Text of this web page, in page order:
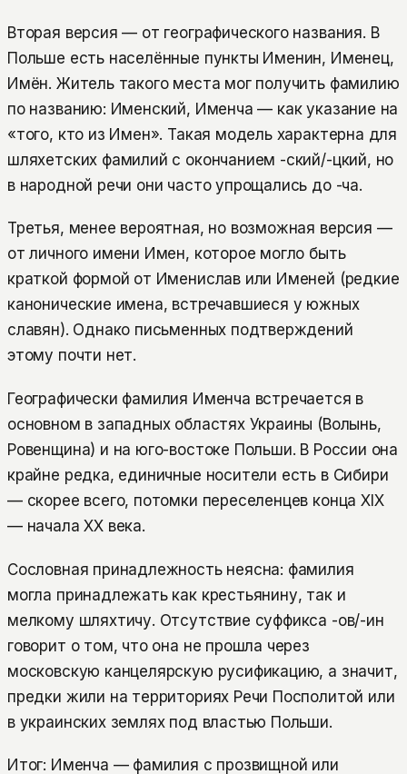
Вторая версия — от географического названия. В
Польше есть населённые пункты Именин, Именец,
Имён. Житель такого места мог получить фамилию
по названию: Именский, Именча — как указание на
«того, кто из Имен». Такая модель характерна для
шляхетских фамилий с окончанием -ский/-цкий, но
в народной речи они часто упрощались до -ча.
Третья, менее вероятная, но возможная версия —
от личного имени Имен, которое могло быть
краткой формой от Именислав или Именей (редкие
канонические имена, встречавшиеся у южных
славян). Однако письменных подтверждений
этому почти нет.
Географически фамилия Именча встречается в
основном в западных областях Украины (Волынь,
Ровенщина) и на юго-востоке Польши. В России она
крайне редка, единичные носители есть в Сибири
— скорее всего, потомки переселенцев конца XIX
— начала XX века.
Сословная принадлежность неясна: фамилия
могла принадлежать как крестьянину, так и
мелкому шляхтичу. Отсутствие суффикса -ов/-ин
говорит о том, что она не прошла через
московскую канцелярскую русификацию, а значит,
предки жили на территориях Речи Посполитой или
в украинских землях под властью Польши.
Итог: Именча — фамилия с прозвищной или